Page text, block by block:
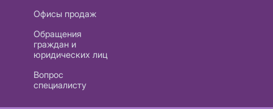
Офисы продаж
Обращения
граждан и
юридических лиц
Вопрос
специалисту